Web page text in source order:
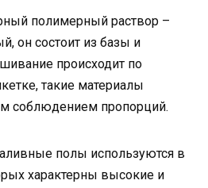
полимерный раствор –
он состоит из базы и
происходит по
такие материалы
соблюдением пропорций.
полы используются в
характерны высокие и